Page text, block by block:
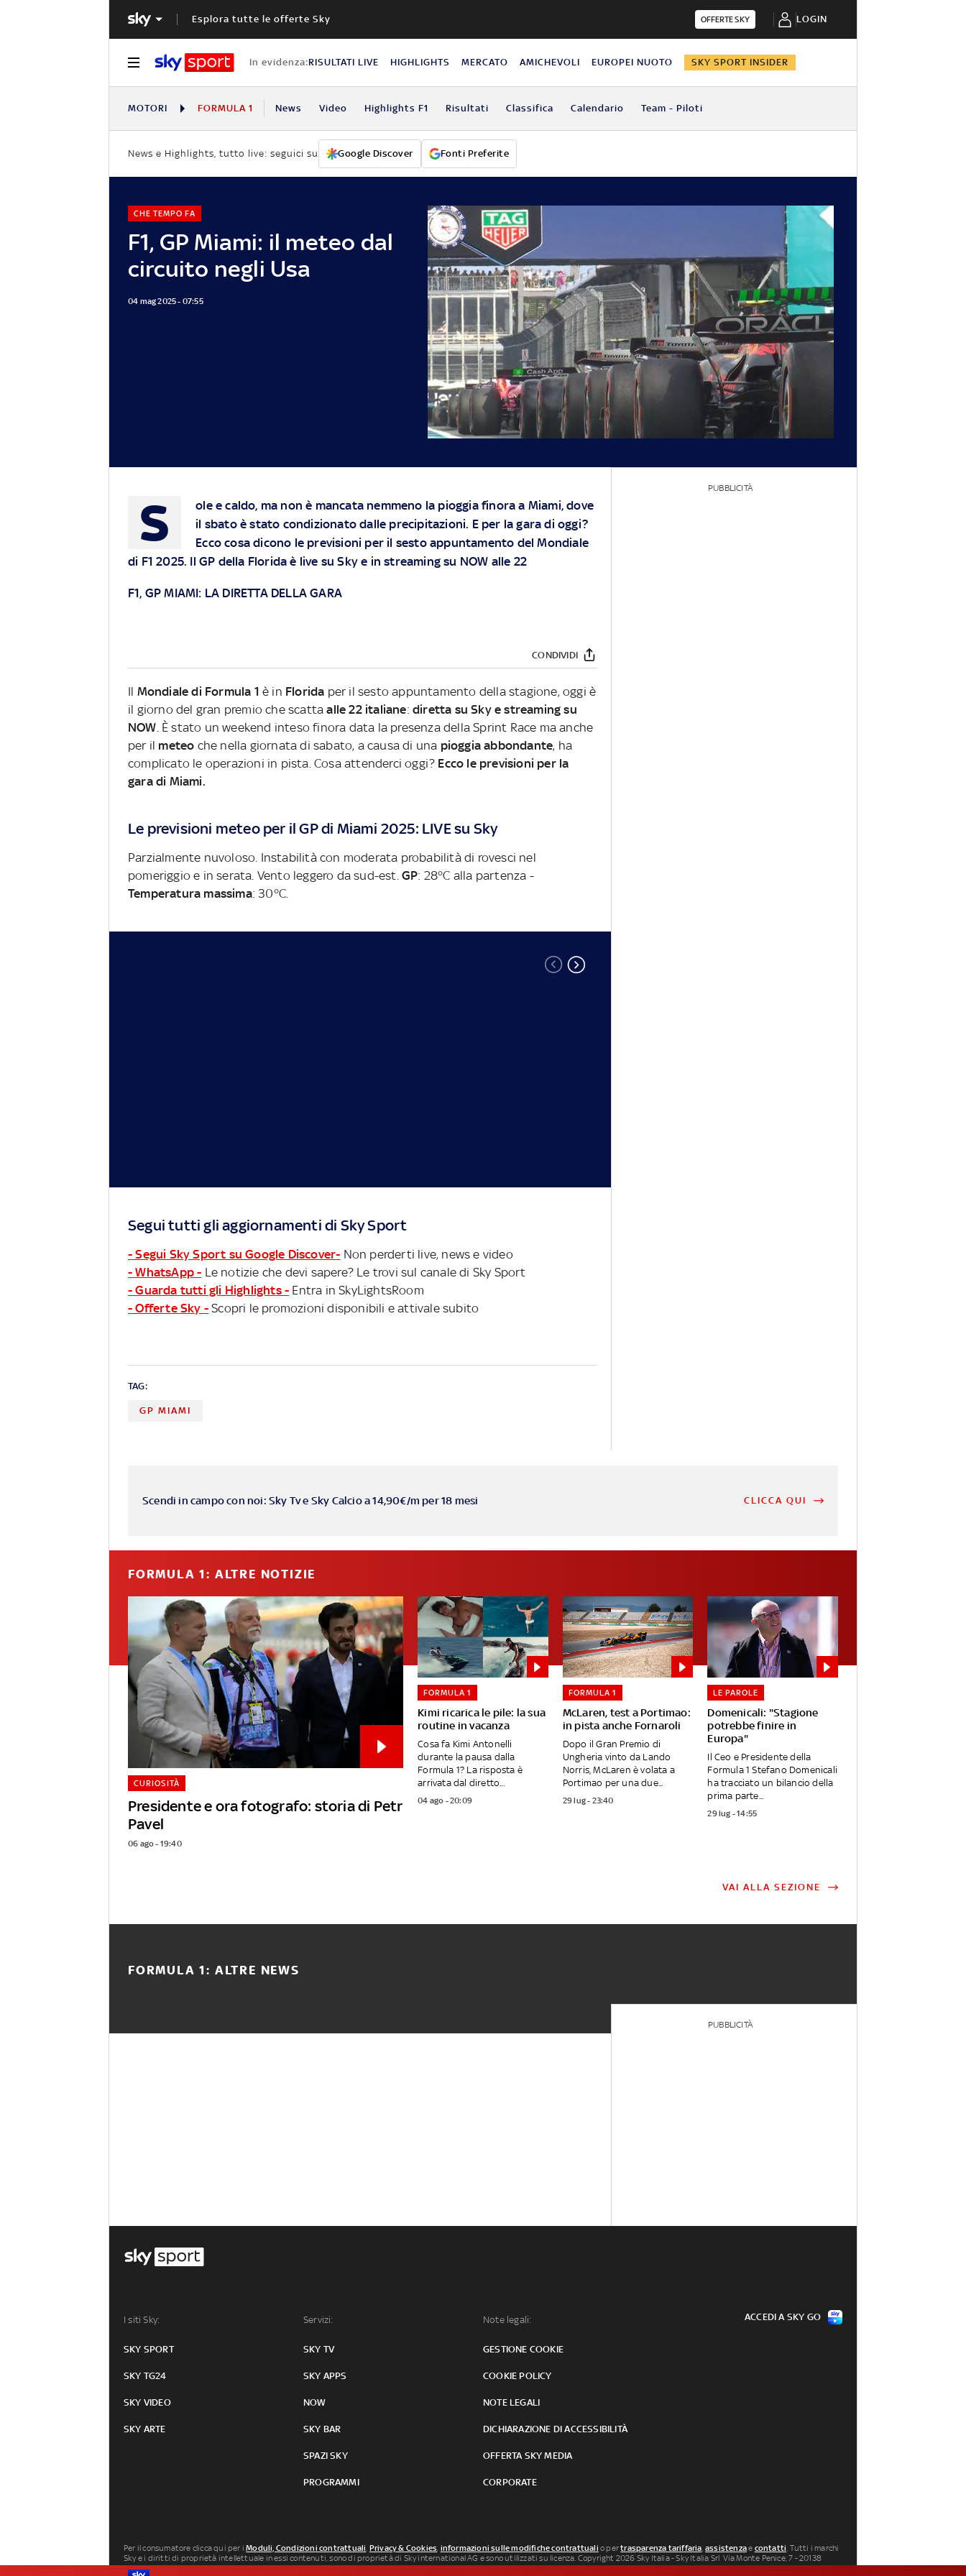
Esplora tutte le offerte Sky OFFERTE SKY LOGIN
In evidenza:RISULTATI LIVE HIGHLIGHTS MERCATO AMICHEVOLI EUROPEI NUOTO SKY SPORT INSIDER
MOTORI FORMULA 1 News Video Highlights F1 Risultati Classifica Calendario Team - Piloti
News e Highlights, tutto live: seguici su Google Discover Fonti Preferite
F1, GP Miami: il meteo dal
circuito negli Usa
CHE TEMPO FA
04 mag 2025 - 07:55
S
ole e caldo, ma non è mancata nemmeno la pioggia finora a Miami, dove
il sbato è stato condizionato dalle precipitazioni. E per la gara di oggi?
Ecco cosa dicono le previsioni per il sesto appuntamento del Mondiale
di F1 2025. Il GP della Florida è live suSky e in streaming su NOW alle 22
F1, GP MIAMI: LA DIRETTA DELLA GARA
CONDIVIDI
Il Mondiale di Formula 1è in Florida per il sesto appuntamento della stagione, oggi è
il giorno del gran premio che scattaalle 22 italiane:diretta su Sky e streaming su
NOW. È stato un weekend inteso finora data la presenza della Sprint Race ma anche
per il meteo che nella giornata di sabato, a causa di una pioggia abbondante, ha
complicato le operazioni in pista. Cosa attenderci oggi? Ecco le previsioni per la
gara di Miami.
Le previsioni meteo per il GP di Miami 2025: LIVE su Sky
Parzialmente nuvoloso. Instabilità con moderata probabilità di rovesci nel
pomeriggio e in serata. Vento leggero da sud-est. GP: 28°C alla partenza -
Temperatura massima: 30°C.
Segui tutti gli aggiornamenti di Sky Sport
- Segui Sky Sport su Google Discover- Non perderti live, news e video
- WhatsApp - Le notizie che devi sapere? Le trovi sul canale di Sky Sport
- Guarda tutti gli Highlights - Entra in SkyLightsRoom
- Offerte Sky - Scopri le promozioni disponibili e attivale subito
TAG:
GP MIAMI
PUBBLICITÀ
Scendi in campo con noi: Sky Tv e Sky Calcio a 14,90€/m per 18 mesi CLICCA QUI
FORMULA 1: ALTRE NOTIZIE
Presidente e ora fotografo: storia di Petr
Pavel
CURIOSITÀ
06 ago - 19:40
Kimi ricarica le pile: la sua
routine in vacanza
FORMULA 1
Cosa fa Kimi Antonelli
durante la pausa dalla
Formula 1? La risposta è
arrivata dal diretto...
04 ago - 20:09
McLaren, test a Portimao:
in pista anche Fornaroli
FORMULA 1
Dopo il Gran Premio di
Ungheria vinto da Lando
Norris, McLaren è volata a
Portimao per una due...
29 lug - 23:40
Domenicali: "Stagione
potrebbe finire in
Europa"
LE PAROLE
Il Ceo e Presidente della
Formula 1 Stefano Domenicali
ha tracciato un bilancio della
prima parte...
29 lug - 14:55
VAI ALLA SEZIONE
FORMULA 1: ALTRE NEWS
PUBBLICITÀ
I siti Sky:
SKY SPORT
SKY TG24
SKY VIDEO
SKY ARTE
Servizi:
SKY TV
SKY APPS
NOW
SKY BAR
SPAZI SKY
PROGRAMMI
Note legali:
GESTIONE COOKIE
COOKIE POLICY
NOTE LEGALI
DICHIARAZIONE DI ACCESSIBILITÀ
OFFERTA SKY MEDIA
CORPORATE
ACCEDI A SKY GO
Per il consumatore clicca qui per iModuli, Condizioni contrattuali, Privacy & Cookies, informazioni sulle modifiche contrattuali o pertrasparenza tariffaria,assistenzae contatti. Tutti i marchi
Sky e i diritti di proprietà intellettuale in essi contenuti, sono di proprietà di Sky international AG e sono utilizzati su licenza. Copyright 2026 Sky Italia - Sky Italia Srl Via Monte Penice, 7 - 20138
Milano P.IVA 04619241005. SkyTG24: ISSN 3035-1537 e SkySport: ISSN 3035-1545.Segnalazione Abusi